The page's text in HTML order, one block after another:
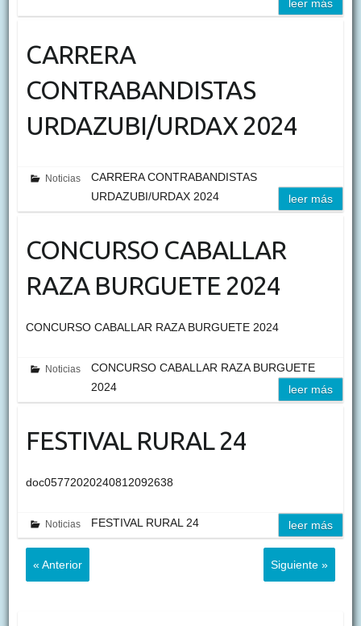
leer más
CARRERA
CONTRABANDISTAS
URDAZUBI/URDAX 2024
Noticias
CARRERA CONTRABANDISTAS
URDAZUBI/URDAX 2024
leer más
CONCURSO CABALLAR
RAZA BURGUETE 2024
CONCURSO CABALLAR RAZA BURGUETE 2024
Noticias
CONCURSO CABALLAR RAZA BURGUETE
2024
leer más
FESTIVAL RURAL 24
doc05772020240812092638
Noticias FESTIVAL RURAL 24 leer más
« Anterior Siguiente »